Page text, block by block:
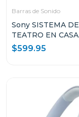
Barras de Sonido
Sony SISTEMA DE
TEATRO EN CASA
BRAVIA THEATRE
SYSTEM 6 CON 5.1
$599.95